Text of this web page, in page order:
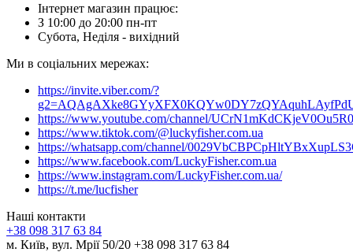
Інтернет магазин працює:
З 10:00 до 20:00 пн-пт
Субота, Неділя - вихідний
Ми в соціальних мережах:
https://invite.viber.com/?
https://www.youtube.com/channel/
https://www.tiktok.com/@luckyfisher.com.ua
https://whatsapp.com/channel/
https://www.facebook.com/LuckyFisher.com.ua
https://www.instagram.com/LuckyFisher.com.ua/
https://t.me/lucfisher
Наші контакти
+38 098 317 63 84
м. Київ, вул. Мрії 50/20 +38 098 317 63 84